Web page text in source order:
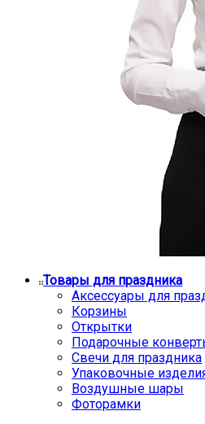
Товары для праздника
Аксессуары для
Корзины
Открытки
Подарочные
Свечи для праздника
Упаковочные
Воздушные шары
Фоторамки